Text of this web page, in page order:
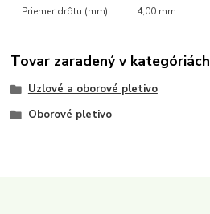
Priemer drôtu (mm):
4,00 mm
Tovar zaradený v kategóriách
Uzlové a oborové pletivo
Oborové pletivo